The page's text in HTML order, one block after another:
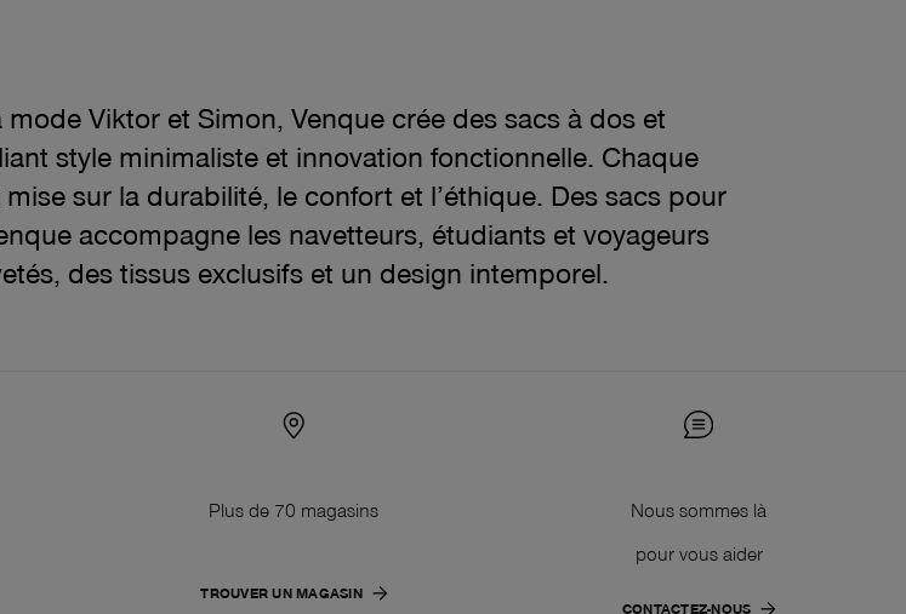
Viktor et Simon, Venque crée des sacs à dos et
style minimaliste et innovation fonctionnelle. Chaque
sur la durabilité, le confort et l’éthique. Des sacs pour
accompagne les navetteurs, étudiants et voyageurs
des tissus exclusifs et un design intemporel.
Plus de 70 magasins
TROUVER UN MAGASIN
Nous sommes là
pour vous aider
CONTACTEZ-NOUS